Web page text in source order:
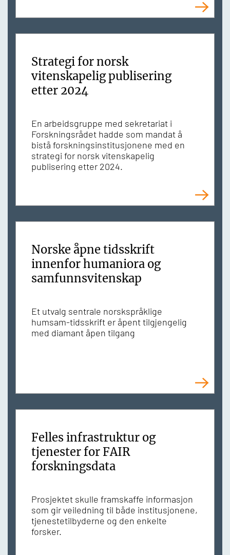
Strategi for norsk
vitenskapelig publisering
etter 2024
En arbeidsgruppe med sekretariat i
Forskningsrådet hadde som mandat å
bistå forskningsinstitusjonene med en
strategi for norsk vitenskapelig
publisering etter 2024.
Norske åpne tidsskrift
innenfor humaniora og
samfunnsvitenskap
Et utvalg sentrale norskspråklige
humsam-tidsskrift er åpent tilgjengelig
med diamant åpen tilgang
Felles infrastruktur og
tjenester for FAIR
forskningsdata
Prosjektet skulle framskaffe informasjon
som gir veiledning til både institusjonene,
tjenestetilbyderne og den enkelte
forsker.